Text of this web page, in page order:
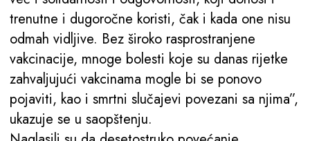
trenutne i dugoročne koristi, čak i kada one nisu
odmah vidljive. Bez široko rasprostranjene
vakcinacije, mnoge bolesti koje su danas rijetke
zahvaljujući vakcinama mogle bi se ponovo
pojaviti, kao i smrtni slučajevi povezani sa njima”,
ukazuje se u saopštenju.